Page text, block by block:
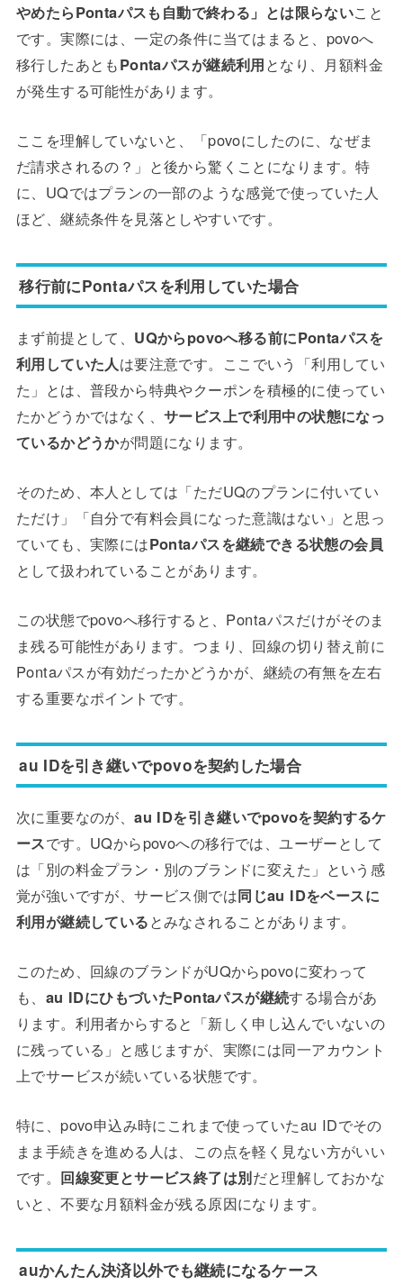
やめたらPontaパスも自動で終わる」とは限らないこと
です。実際には、一定の条件に当てはまると、povoへ
移行したあともPontaパスが継続利用となり、月額料金
が発生する可能性があります。
ここを理解していないと、「povoにしたのに、なぜま
だ請求されるの？」と後から驚くことになります。特
に、UQではプランの一部のような感覚で使っていた人
ほど、継続条件を見落としやすいです。
移行前にPontaパスを利用していた場合
まず前提として、 UQからpovoへ移る前にPontaパスを
利用していた人は要注意です。ここでいう「利用してい
た」とは、普段から特典やクーポンを積極的に使ってい
たかどうかではなく、サービス上で利用中の状態になっ
ているかどうかが問題になります。
そのため、本人としては「ただUQのプランに付いてい
ただけ」「自分で有料会員になった意識はない」と思っ
ていても、実際にはPontaパスを継続できる状態の会員
として扱われていることがあります。
この状態でpovoへ移行すると、Pontaパスだけがそのま
ま残る可能性があります。つまり、回線の切り替え前に
Pontaパスが有効だったかどうかが、継続の有無を左右
する重要なポイントです。
au IDを引き継いでpovoを契約した場合
次に重要なのが、au IDを引き継いでpovoを契約するケ
ースです。UQからpovoへの移行では、ユーザーとして
は「別の料金プラン・別のブランドに変えた」という感
覚が強いですが、サービス側では同じau IDをベースに
利用が継続しているとみなされることがあります。
このため、回線のブランドがUQからpovoに変わって
も、 au IDにひもづいたPontaパスが継続する場合があ
ります。利用者からすると「新しく申し込んでいないの
に残っている」と感じますが、実際には同一アカウント
上でサービスが続いている状態です。
特に、povo申込み時にこれまで使っていたau IDでその
まま手続きを進める人は、この点を軽く見ない方がいい
です。 回線変更とサービス終了は別だと理解しておかな
いと、不要な月額料金が残る原因になります。
auかんたん決済以外でも継続になるケース